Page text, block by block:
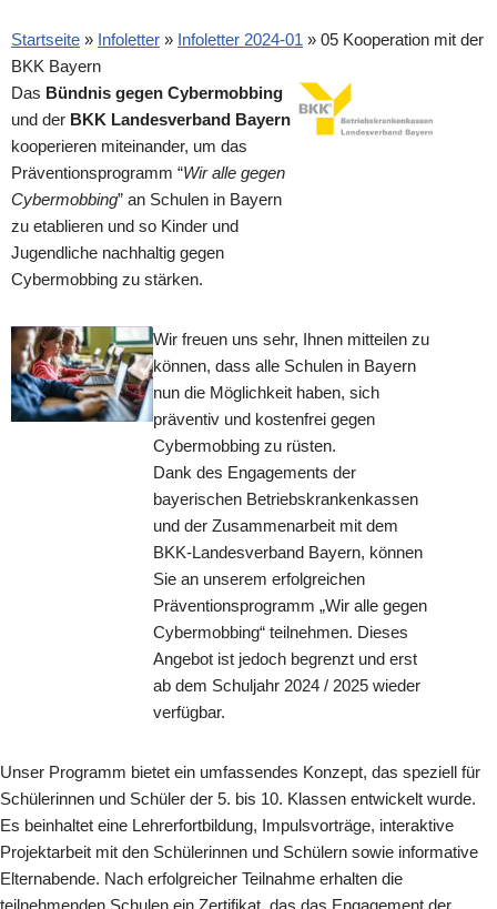
Startseite » Infoletter » Infoletter 2024-01 » 05 Kooperation mit der
BKK Bayern
Das Bündnis gegen Cybermobbing
und der BKK Landesverband Bayern
kooperieren miteinander, um das
Präventionsprogramm “Wir alle gegen
Cybermobbing” an Schulen in Bayern
zu etablieren und so Kinder und
Jugendliche nachhaltig gegen
Cybermobbing zu stärken.
Wir freuen uns sehr, Ihnen mitteilen zu
können, dass alle Schulen in Bayern
nun die Möglichkeit haben, sich
präventiv und kostenfrei gegen
Cybermobbing zu rüsten.
Dank des Engagements der
bayerischen Betriebskrankenkassen
und der Zusammenarbeit mit dem
BKK-Landesverband Bayern, können
Sie an unserem erfolgreichen
Präventionsprogramm „Wir alle gegen
Cybermobbing“ teilnehmen. Dieses
Angebot ist jedoch begrenzt und erst
ab dem Schuljahr 2024 / 2025 wieder
verfügbar.
Unser Programm bietet ein umfassendes Konzept, das speziell für
Schülerinnen und Schüler der 5. bis 10. Klassen entwickelt wurde.
Es beinhaltet eine Lehrerfortbildung, Impulsvorträge, interaktive
Projektarbeit mit den Schülerinnen und Schülern sowie informative
Elternabende. Nach erfolgreicher Teilnahme erhalten die